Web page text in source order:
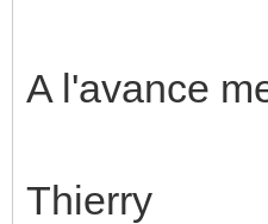
A l'avance
Thierry